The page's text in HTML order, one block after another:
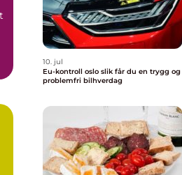
10. jul
Eu-kontroll oslo slik får du en trygg og
problemfri bilhverdag